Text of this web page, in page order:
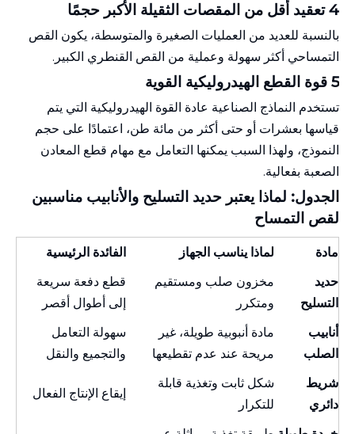
4 تعقيد أقل من المقصات الثقيلة الأكبر حجمًا
بالنسبة للعديد من العمليات الصغيرة والمتوسطة، يكون القص
التمساحي أكثر سهولة وعملية من القص القنطري الكبير.
5 قوة القطع الهيدروليكية القوية
تستخدم النماذج الصناعية عادة القوة الهيدروليكية التي يتم
قياسها بعشرات أو حتى أكثر من مائة طن، اعتمادًا على حجم
النموذج، ولهذا السبب يمكنها التعامل مع مهام قطع المعادن
الصعبة بفعالية.
الجدول: لماذا يعتبر حديد التسليح والأنابيب مناسبين
لقص التمساح
مادة لماذا يناسب الجهاز
الفائدة الرئيسية
حديد
التسليح
مخزون صلب ومستقيم
ومتكرر
قطع دفعة سريعة
إلى أطوال أقصر
أنابيب
الصلب
مادة أنبوبية طويلة، غير
مريحة عند عدم تقطيعها
سهولة التعامل
والتجميع والنقل
شريط
دائري
شكل ثابت وتغذية قابلة
للتكرار
إيقاع الإنتاج الفعال